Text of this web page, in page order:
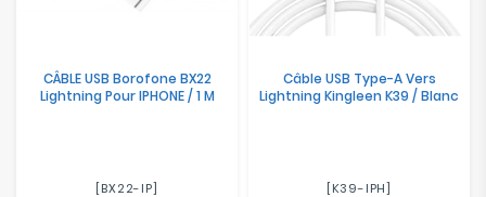
CÂBLE USB Borofone BX22
Lightning Pour IPHONE / 1 M
[BX22-IP]
Câble USB Type-A Vers
Lightning Kingleen K39 / Blanc
[K39-IPH]